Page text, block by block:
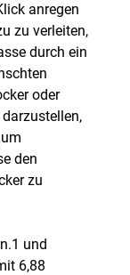
anregen
zu verleiten,
durch ein
oder
den
zu
und
6,88